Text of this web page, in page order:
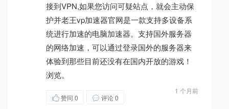
接到VPN,如果您访问可疑站点，就会主动保
护并老王vp加速器官网是一款支持多设备系
统进行加速的电脑加速器。支持国外服务器
的网络加速，可以通过登录国外的服务器来
体验到那些目前还没有在国内开放的游戏！
浏览。
1 个月前
赞同 0 评论 0